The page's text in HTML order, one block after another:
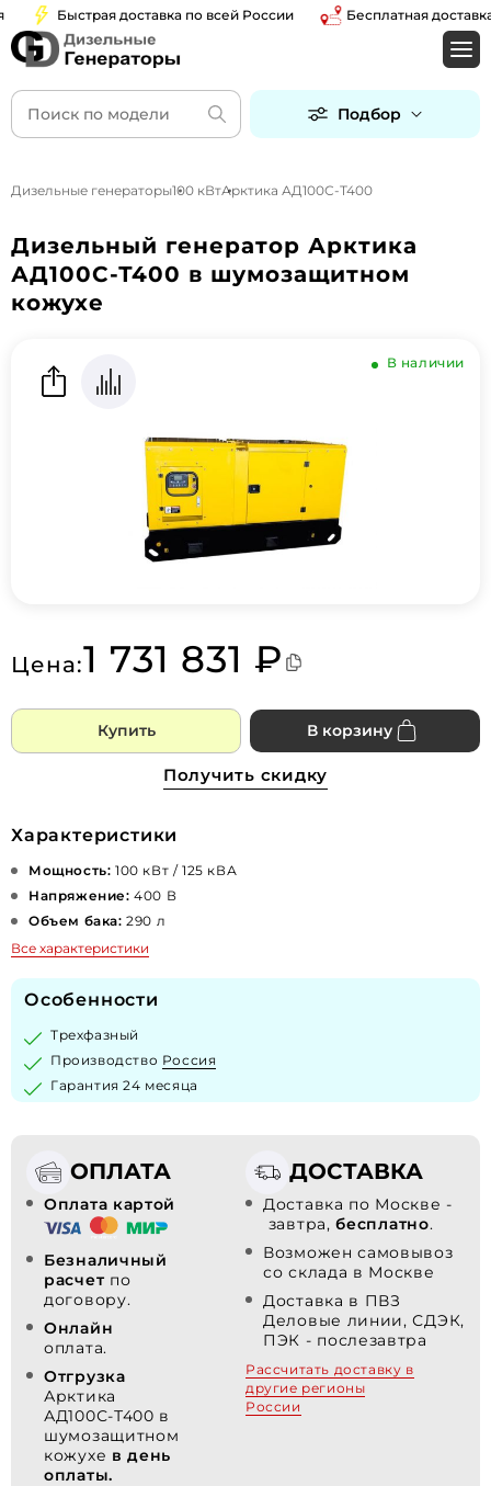
Быстрая доставка по всей России Бесплатная доставка
Подбор
Дизельные генераторы100 кВтАрктика АД100С-Т400
Дизельный генератор Арктика
АД100С-Т400 в шумозащитном
кожухе
В наличии
Цена:1 731 831 ₽
Купить В корзину
Получить скидку
Характеристики
Мощность: 100 кВт / 125 кВА
Напряжение: 400 В
Объем бака: 290 л
Все характеристики
Особенности
Трехфазный
Производство Россия
Гарантия 24 месяца
ОПЛАТА
Оплата картой
Безналичный
расчет по
договору.
Онлайн
оплата.
Отгрузка
Арктика
АД100С-Т400 в
шумозащитном
кожухе в день
оплаты.
ДОСТАВКА
Доставка по Москве -
завтра,бесплатно.
Возможен самовывоз
со склада в Москве
Доставка в ПВЗ
Деловые линии, СДЭК,
ПЭК - послезавтра
Рассчитать доставку в
другие регионы
России